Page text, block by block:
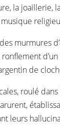
la joaillerie,
murmures
de
roulé
leurs